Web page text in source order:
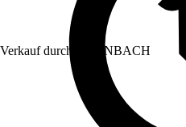
Verkauf durch: HORNBACH